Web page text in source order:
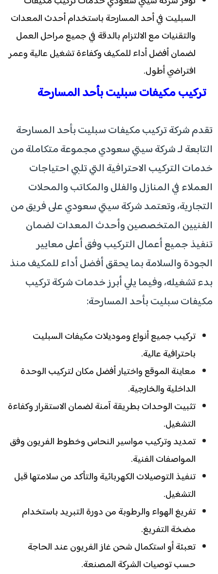
السبليت في أحد المسارحة باستخدام أحدث المعدات
والتقنيات مع الالتزام بالدقة في جميع مراحل العمل
لضمان أفضل أداء للمكيف وكفاءة تشغيل عالية وعمر
افتراضي أطول.
تركيب مكيفات سبليت بأحد المسارحة
تقدم شركة تركيب مكيفات سبليت بأحد المسارحة
التابعة لـ شركة سيتي سعودي مجموعة متكاملة من
خدمات التركيب الاحترافية التي تلبي احتياجات
العملاء في المنازل والفلل والمكاتب والمحلات
التجارية، وتعتمد شركة سيتي سعودي على فريق من
الفنيين المتخصصين وأحدث المعدات لضمان
تنفيذ جميع أعمال التركيب وفق أعلى معايير
الجودة والسلامة بما يحقق أفضل أداء للمكيف منذ
بدء تشغيله، وفيما يلي أبرز خدمات شركة تركيب
مكيفات سبليت بأحد المسارحة:
تركيب جميع أنواع وموديلات مكيفات السبليت
باحترافية عالية.
معاينة الموقع واختيار أفضل مكان لتركيب الوحدة
الداخلية والخارجية.
تثبيت الوحدات بطريقة آمنة لضمان الاستقرار وكفاءة
التشغيل.
تمديد وتركيب مواسير النحاس وخطوط الفريون وفق
المواصفات الفنية.
تنفيذ التوصيلات الكهربائية والتأكد من سلامتها قبل
التشغيل.
تفريغ الهواء والرطوبة من دورة التبريد باستخدام
مضخة التفريغ.
تعبئة أو استكمال شحن غاز الفريون عند الحاجة
حسب توصيات الشركة المصنعة.